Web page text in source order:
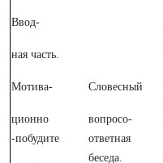
Ввод-
ная часть.
Мотива-
ционно
-побудите
Словесный
вопросо-
ответная
беседа.